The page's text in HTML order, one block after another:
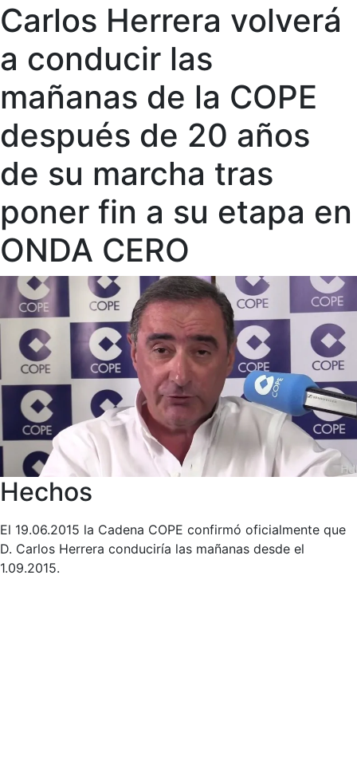
Carlos Herrera volverá
a conducir las
mañanas de la COPE
después de 20 años
de su marcha tras
poner fin a su etapa en
ONDA CERO
Hechos
El 19.06.2015 la Cadena COPE confirmó oficialmente que
D. Carlos Herrera conduciría las mañanas desde el
1.09.2015.